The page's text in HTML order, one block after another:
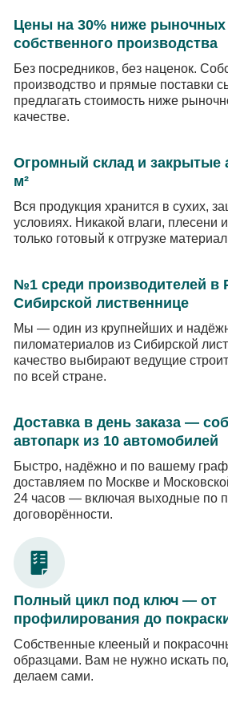
Цены на 30% ниже рыночных
собственного производства
Без посредников, без наценок.
производство и прямые поставки
предлагать стоимость ниже
качестве.
Огромный склад и закрытые
м²
Вся продукция хранится в сухих,
условиях. Никакой влаги,
только готовый к отгрузке
№1 среди производителей в
Сибирской лиственнице
Мы — один из крупнейших и
пиломатериалов из Сибирской
качество выбирают ведущие
по всей стране.
Доставка в день заказа —
автопарк из 10 автомобилей
Быстро, надёжно и по вашему
доставляем по Москве и
24 часов — включая выходные по
договорённости.
Полный цикл под ключ — от
профилирования до
Собственные клееный и
образцами. Вам не нужно искать
делаем сами.